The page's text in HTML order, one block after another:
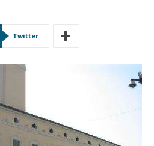
Twitter